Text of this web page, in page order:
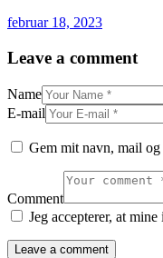
februar 18, 2023
Leave a comment
Name
E-mail
Gem mit navn, mail
Comment
Jeg accepterer, at